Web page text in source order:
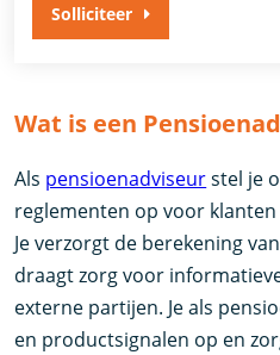
Solliciteer
Wat is een
Als pensioenadviseurstel je
reglementen op voor
Je verzorgt de berekening
draagt zorg voor
externe partijen. Je als
en productsignalen op en